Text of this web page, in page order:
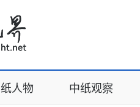
人物 中纸观察